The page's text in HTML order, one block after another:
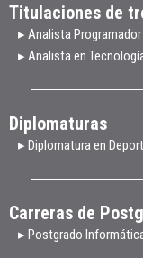
Titulaciones de
▸ Analista
▸ Analista en
Diplomaturas
▸ Diplomatura en
Carreras de
▸ Postgrado